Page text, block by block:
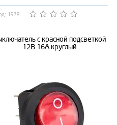
1978
с красной подсветкой
12В 16А круглый